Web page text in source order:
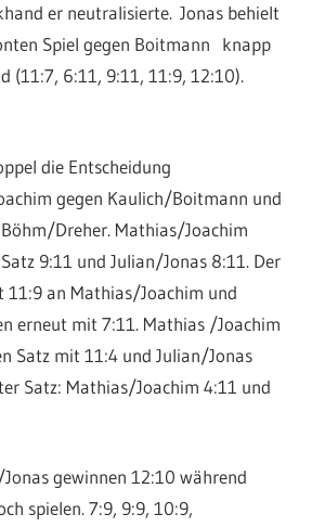
er neutralisierte.Jonas behielt
Spiel gegen Boitmann knapp
(11:7, 6:11, 9:11, 11:9, 12:10).
die Entscheidung
gegen Kaulich/Boitmann und
Dreher. Mathias/Joachim
9:11 und Julian/Jonas 8:11. Der
11:9 an Mathias/Joachim und
erneut mit 7:11. Mathias /Joachim
Satz mit 11:4 und Julian/Jonas
Satz: Mathias/Joachim 4:11 und
gewinnen 12:10 während
spielen. 7:9, 9:9, 10:9,